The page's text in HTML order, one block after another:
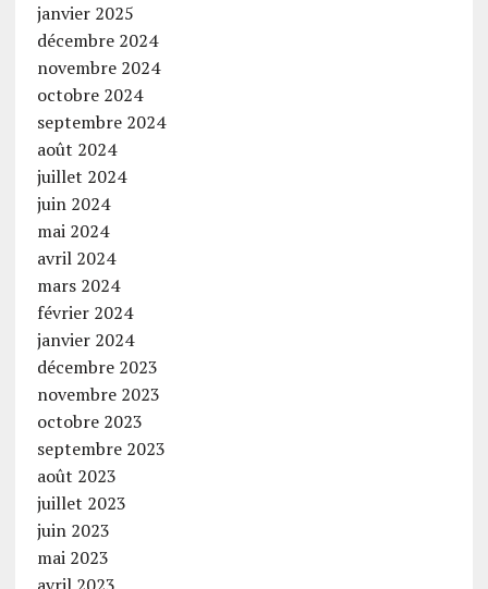
janvier 2025
décembre 2024
novembre 2024
octobre 2024
septembre 2024
août 2024
juillet 2024
juin 2024
mai 2024
avril 2024
mars 2024
février 2024
janvier 2024
décembre 2023
novembre 2023
octobre 2023
septembre 2023
août 2023
juillet 2023
juin 2023
mai 2023